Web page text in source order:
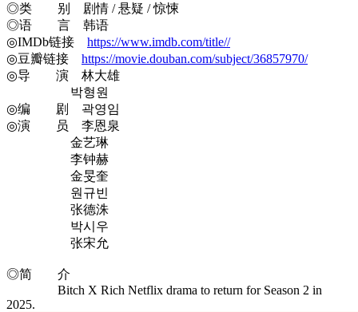
◎类 别 剧情 / 悬疑 / 惊悚
◎语 言 韩语
◎IMDb链接 https://www.imdb.com/title//
◎豆瓣链接 https://movie.douban.com/subject/36857970/
◎导 演 林大雄
박형원
◎编 剧 곽영임
◎演 员 李恩泉
金艺琳
李钟赫
金旻奎
원규빈
张德洙
박시우
张宋允
◎简 介
Bitch X Rich Netflix drama to return for Season 2 in
2025.